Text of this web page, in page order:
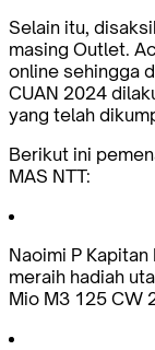
Selain itu,
masing Outlet.
online sehingga
CUAN 2024
yang telah
Berikut ini
MAS NTT:
Naoimi P
meraih hadiah
Mio M3 125 CW